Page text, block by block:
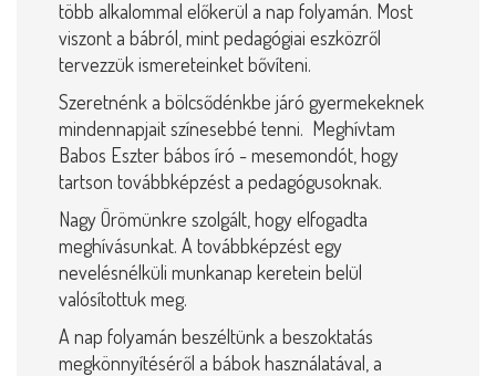
több alkalommal előkerül a nap folyamán. Most
viszont a bábról, mint pedagógiai eszközről
tervezzük ismereteinket bővíteni.
Szeretnénk a bölcsődénkbe járó gyermekeknek
mindennapjait színesebbé tenni. Meghívtam
Babos Eszter bábos író - mesemondót, hogy
tartson továbbképzést a pedagógusoknak.
Nagy Örömünkre szolgált, hogy elfogadta
meghívásunkat. A továbbképzést egy
nevelésnélküli munkanap keretein belül
valósítottuk meg.
A nap folyamán beszéltünk a beszoktatás
megkönnyítéséről a bábok használatával, a